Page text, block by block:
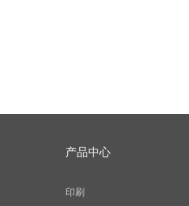
产品中心
印刷